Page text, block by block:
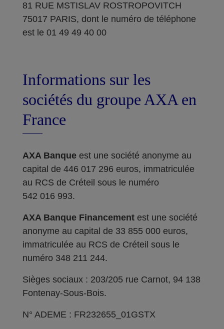
81 RUE MSTISLAV ROSTROPOVITCH
75017 PARIS, dont le numéro de téléphone
est le 01 49 49 40 00
Informations sur les
sociétés du groupe AXA en
France
AXA Banque est une société anonyme au
capital de 446 017 296 euros, immatriculée
au RCS de Créteil sous le numéro
542 016 993.
AXA Banque Financement est une société
anonyme au capital de 33 855 000 euros,
immatriculée au RCS de Créteil sous le
numéro 348 211 244.
Sièges sociaux : 203/205 rue Carnot, 94 138
Fontenay-Sous-Bois.
N° ADEME : FR232655_01GSTX